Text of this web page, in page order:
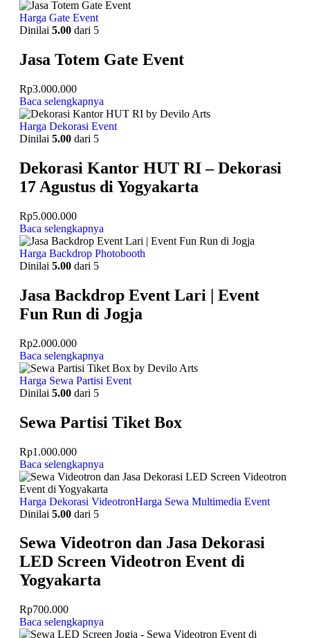
Harga Gate Event
Dinilai 5.00 dari 5
Jasa Totem Gate Event
Rp3.000.000
Baca selengkapnya
Harga Dekorasi Event
Dinilai 5.00 dari 5
Dekorasi Kantor HUT RI – Dekorasi
17 Agustus di Yogyakarta
Rp5.000.000
Baca selengkapnya
Harga Backdrop Photobooth
Dinilai 5.00 dari 5
Jasa Backdrop Event Lari | Event
Fun Run di Jogja
Rp2.000.000
Baca selengkapnya
Harga Sewa Partisi Event
Dinilai 5.00 dari 5
Sewa Partisi Tiket Box
Rp1.000.000
Baca selengkapnya
Harga Dekorasi VideotronHarga Sewa Multimedia Event
Dinilai 5.00 dari 5
Sewa Videotron dan Jasa Dekorasi
LED Screen Videotron Event di
Yogyakarta
Rp700.000
Baca selengkapnya